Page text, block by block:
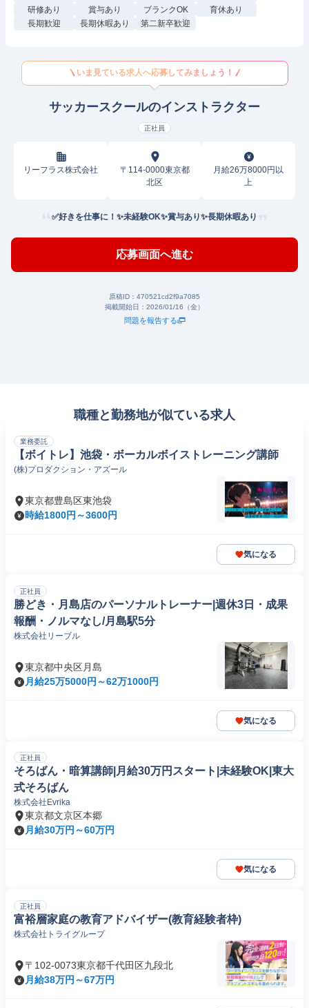
研修あり
賞与あり ブランクOK
育休あり
長期歓迎
長期休暇あり 第二新卒歓迎
いま見ている求人へ応募してみましょう！
サッカースクールのインストラクター
正社員
リーフラス株式会社
〒114-0000東京都
北区
月給26万8000円以
上
✅好きを仕事に！✨未経験OK✨賞与あり✨長期休暇あり
応募画面へ進む
原稿ID： 470521cd2f9a7085
掲載開始日： 2026/01/16（金）
問題を報告する
職種と勤務地が似ている求人
業務委託
【ボイトレ】池袋・ボーカルボイストレーニング講師
(株)プロダクション・アズール
東京都豊島区東池袋
時給1800円～3600円
気になる
正社員
勝どき・月島店のパーソナルトレーナー|週休3日・成果
報酬・ノルマなし/月島駅5分
株式会社リーブル
東京都中央区月島
月給25万5000円～62万1000円
気になる
正社員
そろばん・暗算講師|月給30万円スタート|未経験OK|東大
式そろばん
株式会社Evrika
東京都文京区本郷
月給30万円～60万円
気になる
正社員
富裕層家庭の教育アドバイザー(教育経験者枠)
株式会社トライグループ
〒102-0073東京都千代田区九段北
月給38万円～67万円